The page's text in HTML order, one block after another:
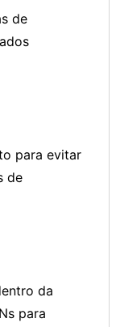
de
para evitar
de
da
para